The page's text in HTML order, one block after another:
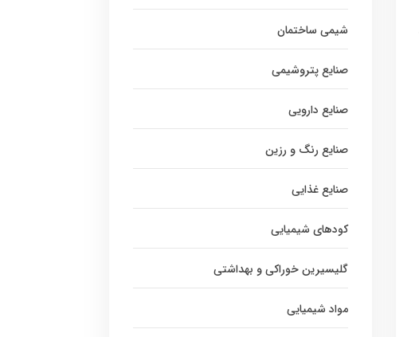
شیمی ساختمان
صنایع پتروشیمی
صنایع دارویی
صنایع رنگ و رزین
صنایع غذایی
کودهای شیمیایی
گلیسیرین خوراکی و بهداشتی
مواد شیمیایی